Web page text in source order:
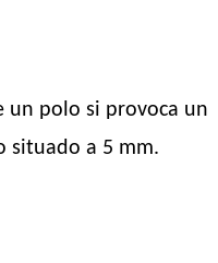
un polo si provoca un
situado a 5 mm.